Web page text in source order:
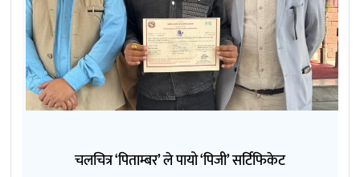
चलचित्र ‘पिताम्बर’ ले पायो ‘पिजी’ सर्टिफिकेट